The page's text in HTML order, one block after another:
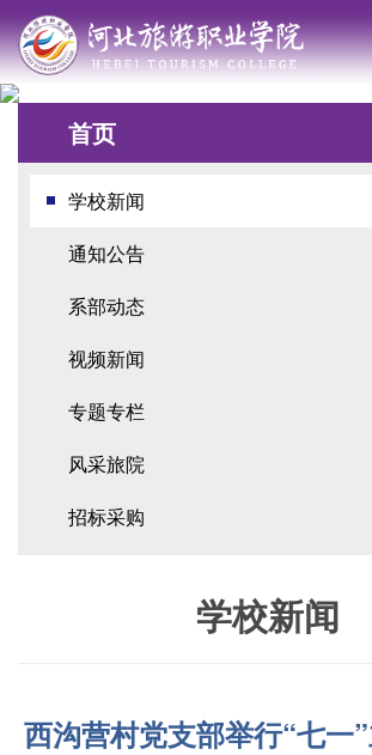
首页
学校新闻
通知公告
系部动态
视频新闻
专题专栏
风采旅院
招标采购
学校新闻
西沟营村党支部举行“七一